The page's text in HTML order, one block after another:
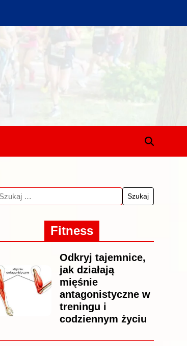
Fitness
Odkryj tajemnice,
jak działają
mięśnie
antagonistyczne w
treningu i
codziennym życiu